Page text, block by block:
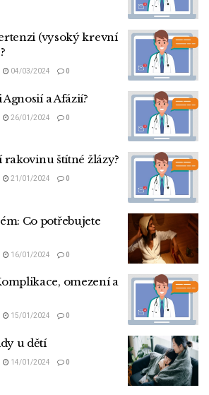
(vysoký krevní
04/03/2024 0
a Afázií?
26/01/2024 0
rakovinu štítné žlázy?
21/01/2024 0
Co potřebujete
16/01/2024 0
omezení a
15/01/2024 0
u dětí
14/01/2024 0